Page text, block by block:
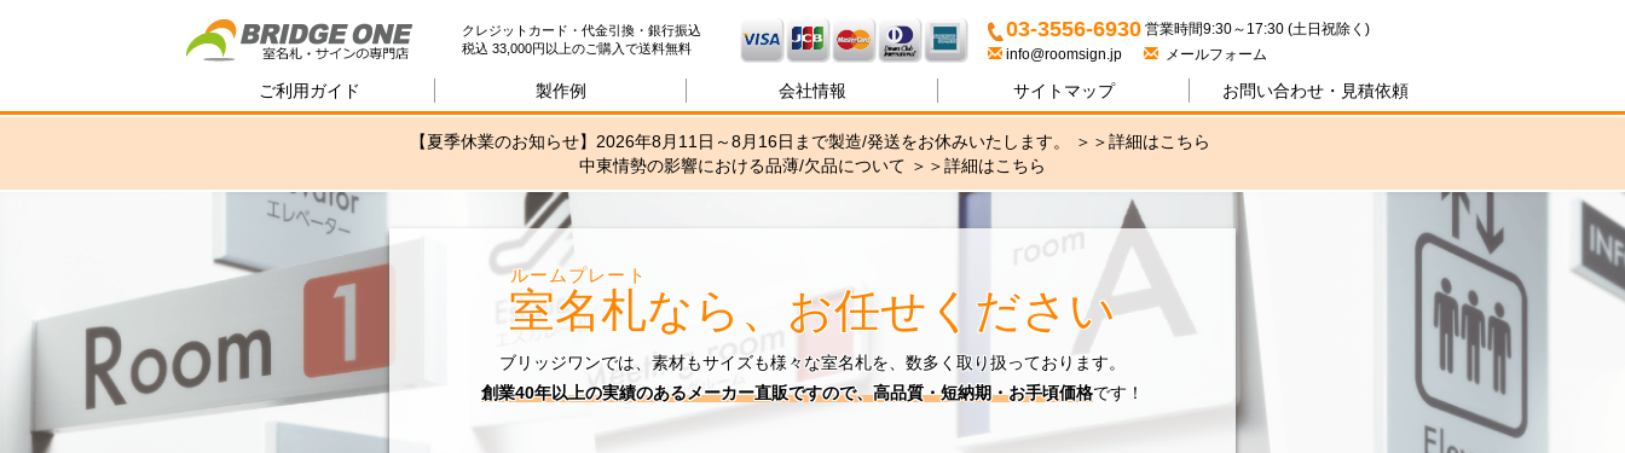
室名札・サインの専門店ブリッジワン
クレジットカード・代金引換・銀行振込
税込 33,000円以上のご購入で送料無料
03-3556-6930
営業時間9:30～17:30 (土日祝除く)
info@roomsign.jp
メールフォーム
ご利用ガイド 製作例 会社情報 サイトマップ お問い合わせ・ 見積依頼
【夏季休業のお知らせ】2026年8月11日～8月16日まで製造/発送をお休みいたします。 ＞＞詳細はこちら
中東情勢の影響における品薄/欠品について ＞＞詳細はこちら
室名札
ルームプレート
なら、お任せください
ブリッジワンでは、素材もサイズも様々な室名札を、数多く取り扱っております。
創業40年以上の実績のあるメーカー直販ですので、高品質・短納期・お手頃価格です！